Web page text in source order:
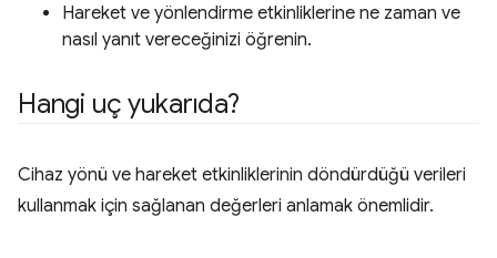
Hareket ve yönlendirme etkinliklerine ne zaman ve
nasıl yanıt vereceğinizi öğrenin.
Hangi uç yukarıda?
Cihaz yönü ve hareket etkinliklerinin döndürdüğü verileri
kullanmak için sağlanan değerleri anlamak önemlidir.